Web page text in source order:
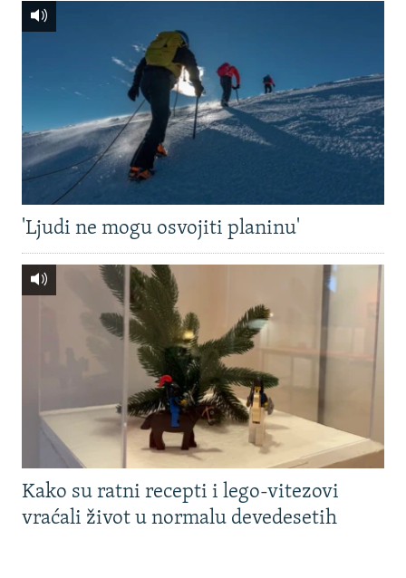
'Ljudi ne mogu osvojiti planinu'
Kako su ratni recepti i lego-vitezovi
vraćali život u normalu devedesetih